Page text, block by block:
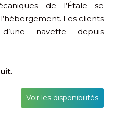
de l’Étale se
Les clients
navette depuis
Voir les disponibilités